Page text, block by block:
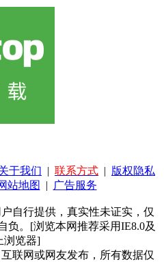
于我们 | 联系方式 | 版权隐私
站地图 | 广告服务
自行提供，真实性未证实，仅
负。[浏览本网推荐采用IE8.0及
浏览器]
联网或网友发布，所有数据仅